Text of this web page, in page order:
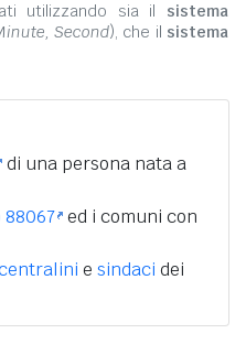
utilizzando sia il sistema
Second), che il sistema
di una persona nata a
88067 ed i comuni con
e sindaci dei